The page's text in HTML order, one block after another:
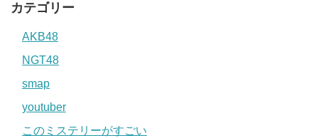
カテゴリー
AKB48
NGT48
smap
youtuber
このミステリーがすごい